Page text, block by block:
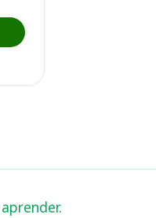
aprender.